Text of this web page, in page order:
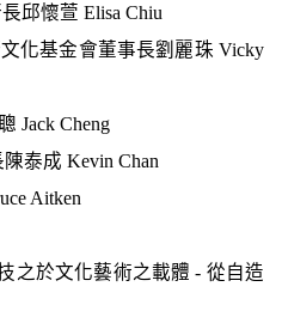
邱懷萱 Elisa Chiu
化基金會董事長劉麗珠 Vicky
Jack Cheng
泰成 Kevin Chan
Aitken
之於文化藝術之載體 - 從自造